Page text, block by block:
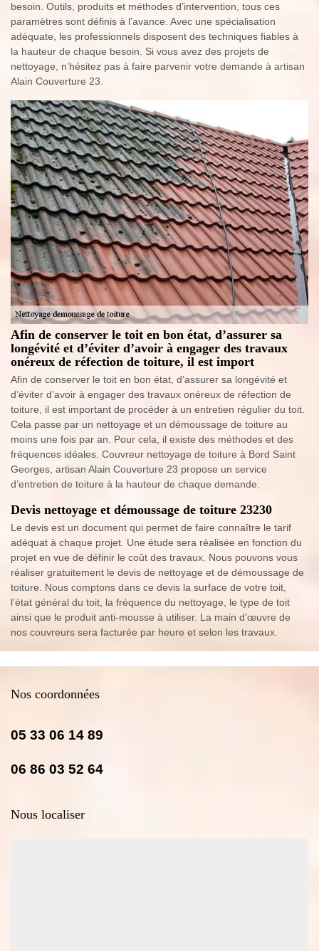
besoin. Outils, produits et méthodes d’intervention, tous ces
paramètres sont définis à l’avance. Avec une spécialisation
adéquate, les professionnels disposent des techniques fiables à
la hauteur de chaque besoin. Si vous avez des projets de
nettoyage, n’hésitez pas à faire parvenir votre demande à artisan
Alain Couverture 23.
Afin de conserver le toit en bon état, d’assurer sa
longévité et d’éviter d’avoir à engager des travaux
onéreux de réfection de toiture, il est import
Afin de conserver le toit en bon état, d’assurer sa longévité et
d’éviter d’avoir à engager des travaux onéreux de réfection de
toiture, il est important de procéder à un entretien régulier du toit.
Cela passe par un nettoyage et un démoussage de toiture au
moins une fois par an. Pour cela, il existe des méthodes et des
fréquences idéales. Couvreur nettoyage de toiture à Bord Saint
Georges, artisan Alain Couverture 23 propose un service
d’entretien de toiture à la hauteur de chaque demande.
Devis nettoyage et démoussage de toiture 23230
Le devis est un document qui permet de faire connaître le tarif
adéquat à chaque projet. Une étude sera réalisée en fonction du
projet en vue de définir le coût des travaux. Nous pouvons vous
réaliser gratuitement le devis de nettoyage et de démoussage de
toiture. Nous comptons dans ce devis la surface de votre toit,
l’état général du toit, la fréquence du nettoyage, le type de toit
ainsi que le produit anti-mousse à utiliser. La main d’œuvre de
nos couvreurs sera facturée par heure et selon les travaux.
Nos coordonnées
05 33 06 14 89
06 86 03 52 64
Nous localiser